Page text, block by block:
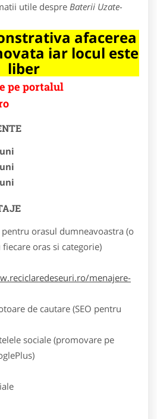
utile despre Baterii Uzate-
afacerea
iar locul este
liber
pe portalul
pentru orasul dumneavoastra (o
oras si categorie)
menajere-
de cautare (SEO pentru
sociale (promovare pe